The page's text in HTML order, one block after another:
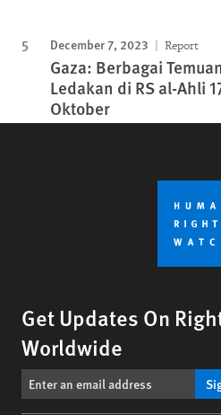
December 7, 2023 Report
Gaza: Berbagai
Ledakan di RS al-Ahli
Oktober
Get Updates On
Worldwide